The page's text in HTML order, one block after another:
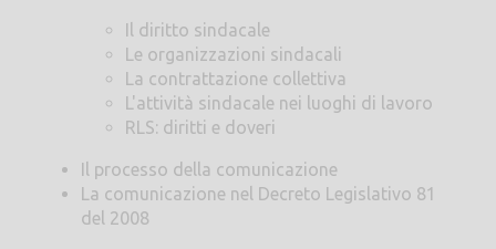
Il diritto sindacale
Le organizzazioni sindacali
La contrattazione collettiva
L'attività sindacale nei luoghi di lavoro
RLS: diritti e doveri
Il processo della comunicazione
La comunicazione nel Decreto Legislativo 81
del 2008